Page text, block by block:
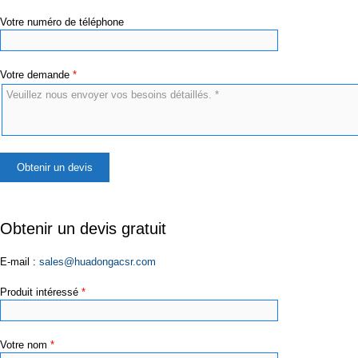
Votre numéro de téléphone
Votre demande *
Obtenir un devis gratuit
E-mail : sales@huadongacsr.com
Produit intéressé *
Votre nom *